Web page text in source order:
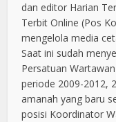
dan editor Harian
Terbit Online (Pos
mengelola media
Saat ini sudah
Persatuan
periode 2009-2012,
amanah yang baru
posisi Koordinator